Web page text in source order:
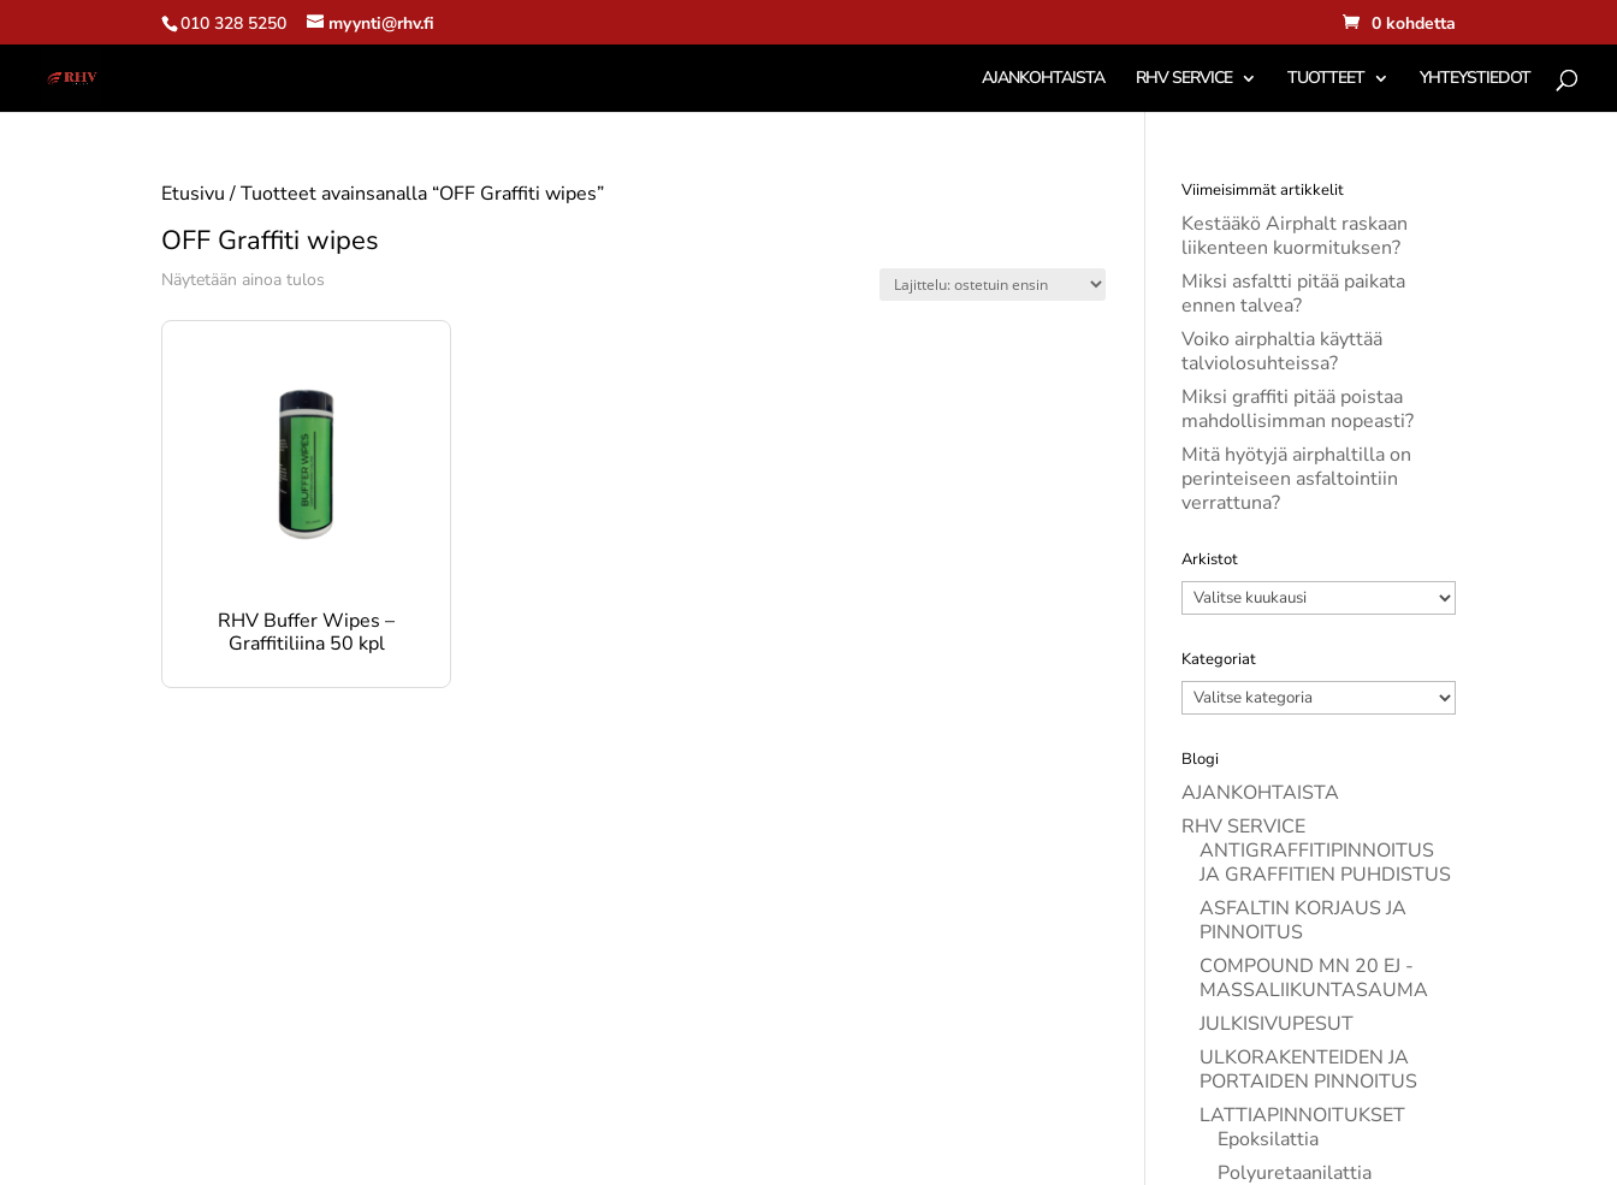
010 328 5250 myynti@rhv.fi 0 kohdetta
AJANKOHTAISTA RHV SERVICE TUOTTEET YHTEYSTIEDOT
Etusivu/ Tuotteet avainsanalla “OFF Graffiti wipes”
OFF Graffiti wipes
Näytetään ainoa tulos
RHV Buffer Wipes –
Graffitiliina 50 kpl
Viimeisimmät artikkelit
Kestääkö Airphalt raskaan
liikenteen kuormituksen?
Miksi asfaltti pitää paikata
ennen talvea?
Voiko airphaltia käyttää
talviolosuhteissa?
Miksi graffiti pitää poistaa
mahdollisimman nopeasti?
Mitä hyötyjä airphaltilla on
perinteiseen asfaltointiin
verrattuna?
Arkistot
Arkistot
Kategoriat
Kategoriat
Blogi
AJANKOHTAISTA
RHV SERVICE
ANTIGRAFFITIPINNOITUS
JA GRAFFITIEN PUHDISTUS
ASFALTIN KORJAUS JA
PINNOITUS
COMPOUND MN 20 EJ -
MASSALIIKUNTASAUMA
JULKISIVUPESUT
ULKORAKENTEIDEN JA
PORTAIDEN PINNOITUS
LATTIAPINNOITUKSET
Epoksilattia
Polyuretaanilattia